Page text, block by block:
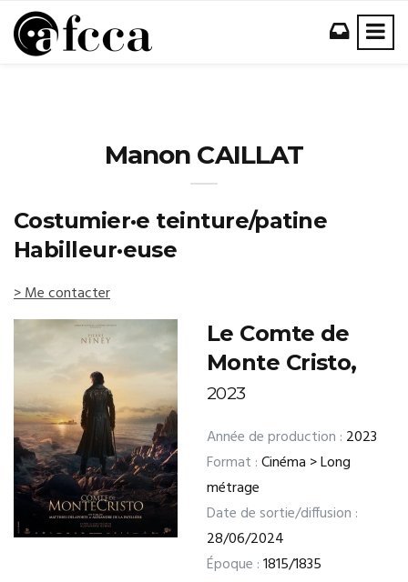
Manon CAILLAT
Costumier·e teinture/patine
Habilleur·euse
> Me contacter
Le Comte de
Monte Cristo,
2023
Année de production : 2023
Format :Cinéma > Long
métrage
Date de sortie/diffusion :
28/06/2024
Époque :1815/1835